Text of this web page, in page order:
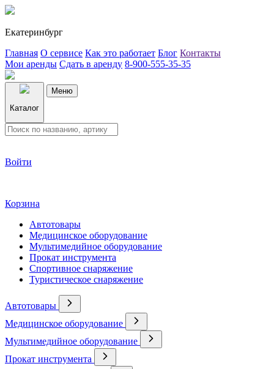
Екатеринбург
Главная О сервисе Как это работает Блог Контакты
Мои аренды Сдать в аренду 8-900-555-35-35
Каталог
Меню
Войти
Корзина
Автотовары
Медицинское оборудование
Мультимедийное оборудование
Прокат инструмента
Спортивное снаряжение
Туристическое снаряжение
Автотовары
Медицинское оборудование
Мультимедийное оборудование
Прокат инструмента